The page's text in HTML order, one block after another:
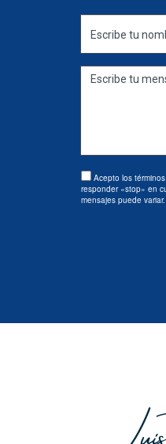
Acepto los
responder «stop» en
mensajes puede variar.